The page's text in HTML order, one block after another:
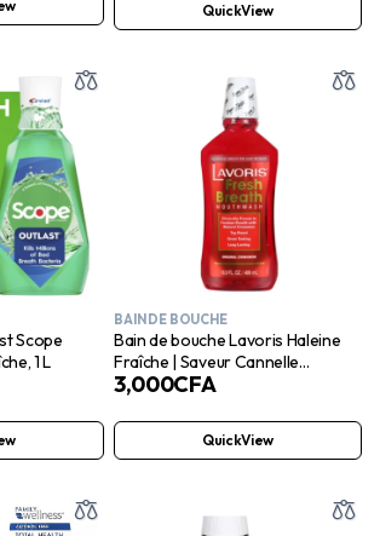
QuickView
Scope
1 L
BAIN DE BOUCHE
Bain de bouche Lavoris Haleine
Fraîche | Saveur Cannelle
Originale | 500 ml
3,000CFA
QuickView